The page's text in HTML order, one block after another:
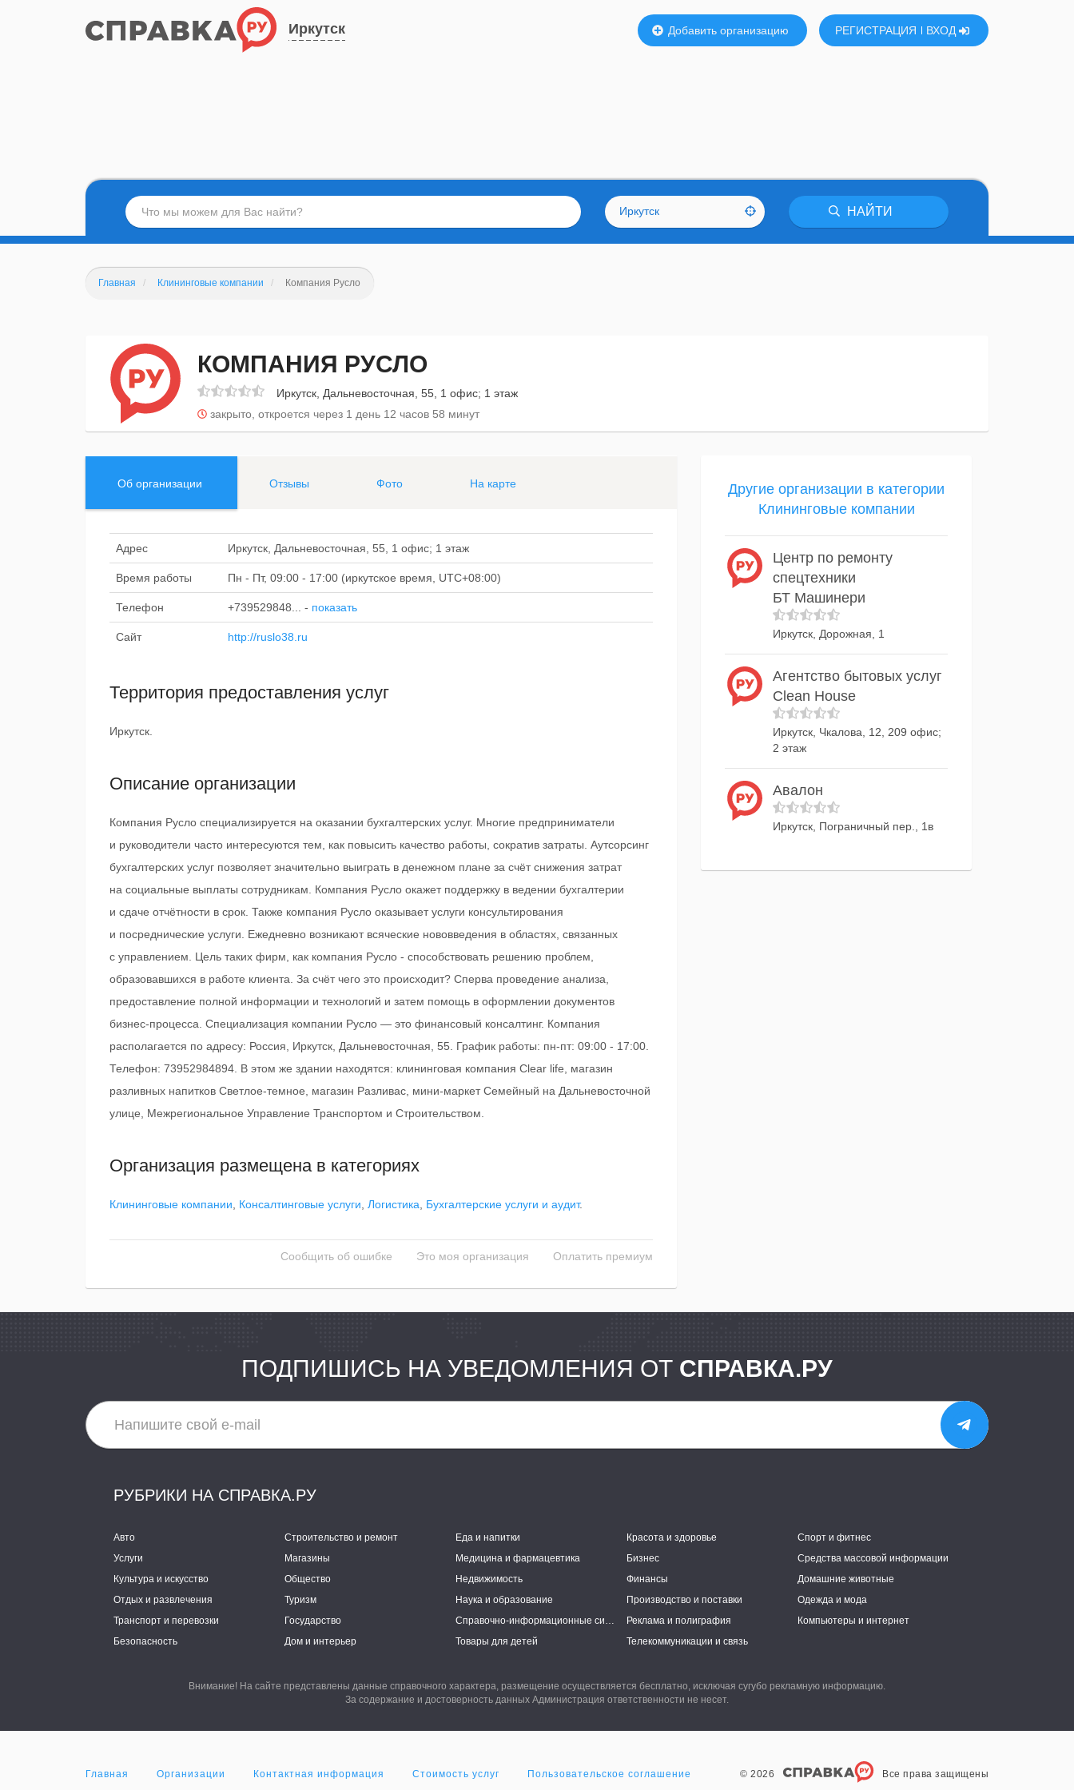
Иркутск Добавить организацию РЕГИСТРАЦИЯ ВХОД
Иркутск НАЙТИ
Главная Клининговые компании Компания Русло
КОМПАНИЯ РУСЛО
Иркутск, Дальневосточная, 55, 1 офис; 1 этаж
закрыто, откроется через 1 день 12 часов 58 минут
Об организации Отзывы Фото На карте
Адрес Иркутск, Дальневосточная, 55, 1 офис; 1 этаж
Время работы Пн - Пт, 09:00 - 17:00 (иркутское время, UTC+08:00)
Телефон +739529848... - показать
Сайт http://ruslo38.ru
Территория предоставления услуг
Иркутск.
Описание организации
Компания Русло специализируется на оказании бухгалтерских услуг. Многие предприниматели
и руководители часто интересуются тем, как повысить качество работы, сократив затраты. Аутсорсинг
бухгалтерских услуг позволяет значительно выиграть в денежном плане за счёт снижения затрат
на социальные выплаты сотрудникам. Компания Русло окажет поддержку в ведении бухгалтерии
и сдаче отчётности в срок. Также компания Русло оказывает услуги консультирования
и посреднические услуги. Ежедневно возникают всяческие нововведения в областях, связанных
с управлением. Цель таких фирм, как компания Русло - способствовать решению проблем,
образовавшихся в работе клиента. За счёт чего это происходит? Сперва проведение анализа,
предоставление полной информации и технологий и затем помощь в оформлении документов
бизнес-процесса. Специализация компании Русло — это финансовый консалтинг. Компания
располагается по адресу: Россия, Иркутск, Дальневосточная, 55. График работы: пн-пт: 09:00 - 17:00.
Телефон: 73952984894. В этом же здании находятся: клининговая компания Clear life, магазин
разливных напитков Светлое-темное, магазин Разливас, мини-маркет Семейный на Дальневосточной
улице, Межрегиональное Управление Транспортом и Строительством.
Организация размещена в категориях
Клининговые компании Консалтинговые услуги Логистика Бухгалтерские услуги и аудит.
Сообщить об ошибке Это моя организация Оплатить премиум
Другие организации в категории
Клининговые компании
Центр по ремонту
спецтехники
БТ Машинери
Иркутск, Дорожная, 1
Агентство бытовых услуг
Clean House
Иркутск, Чкалова, 12, 209 офис;
2 этаж
Авалон
Иркутск, Пограничный пер., 1в
ПОДПИШИСЬ НА УВЕДОМЛЕНИЯ ОТ СПРАВКА.РУ
РУБРИКИ НА СПРАВКА.РУ
Авто Строительство и ремонт Еда и напитки Красота и здоровье
Спорт и фитнес
Услуги
Магазины Медицина и фармацевтика Бизнес
Средства массовой информации
Культура и искусство
Общество Недвижимость Финансы
Домашние животные
Отдых и развлечения
Туризм Наука и образование Производство и поставки
Одежда и мода
Транспорт и перевозки
Государство Справочно-информационные системы Реклама и полиграфия
Компьютеры и интернет
Безопасность
Дом и интерьер Товары для детей Телекоммуникации и связь
Внимание! На сайте представлены данные справочного характера, размещение осуществляется бесплатно, исключая сугубо рекламную информацию.
За содержание и достоверность данных Администрация ответственности не несет.
Главная Организации Контактная информация Стоимость услуг Пользовательское соглашение © 2026 Все права защищены